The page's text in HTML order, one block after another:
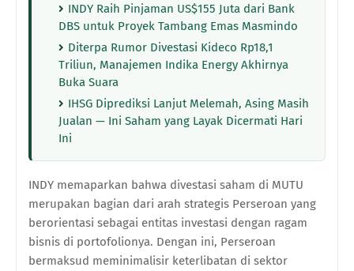
INDY Raih Pinjaman US$155 Juta dari Bank
DBS untuk Proyek Tambang Emas Masmindo
Diterpa Rumor Divestasi Kideco Rp18,1
Triliun, Manajemen Indika Energy Akhirnya
Buka Suara
IHSG Diprediksi Lanjut Melemah, Asing Masih
Jualan — Ini Saham yang Layak Dicermati Hari
Ini
INDY memaparkan bahwa divestasi saham di MUTU
merupakan bagian dari arah strategis Perseroan yang
berorientasi sebagai entitas investasi dengan ragam
bisnis di portofolionya. Dengan ini, Perseroan
bermaksud meminimalisir keterlibatan di sektor